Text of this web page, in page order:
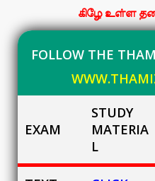
கிழே உள்ள
FOLLOW THE
EXAM
STUDY
MATERIA
L